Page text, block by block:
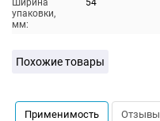
Ширина
упаковки,
мм:
54
Похожие товары
Применимость Отзывы